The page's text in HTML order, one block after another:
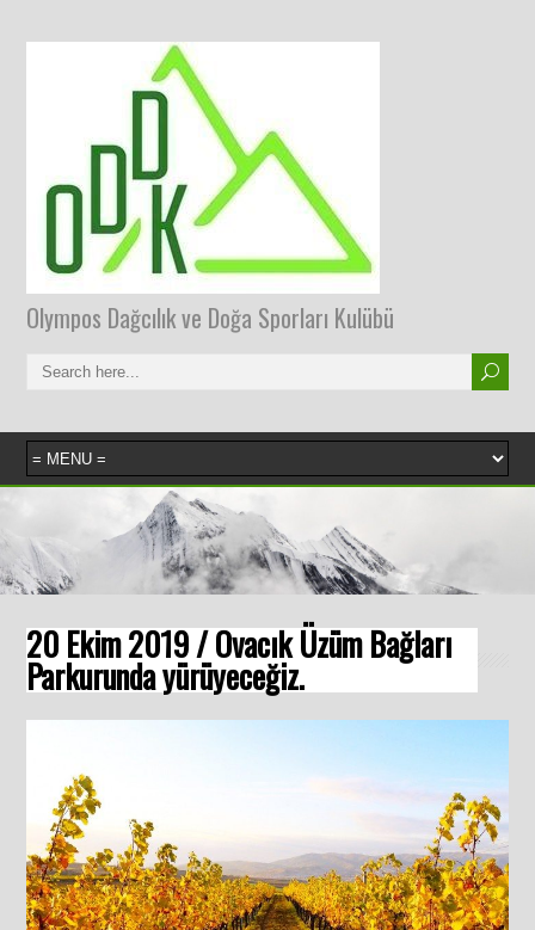
Olympos Dağcılık ve Doğa Sporları Kulübü
20 Ekim 2019 / Ovacık Üzüm Bağları
Parkurunda yürüyeceğiz.